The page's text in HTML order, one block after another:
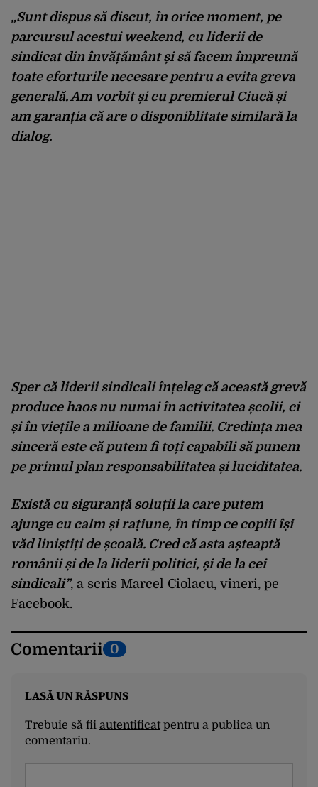
„Sunt dispus să discut, în orice moment, pe
parcursul acestui weekend, cu liderii de
sindicat din învățământ și să facem împreună
toate eforturile necesare pentru a evita greva
generală. Am vorbit și cu premierul Ciucă și
am garanția că are o disponiblitate similară la
dialog.
Sper că liderii sindicali înțeleg că această grevă
produce haos nu numai în activitatea școlii, ci
și în viețile a milioane de familii. Credința mea
sinceră este că putem fi toți capabili să punem
pe primul plan responsabilitatea și luciditatea.
Există cu siguranță soluții la care putem
ajunge cu calm și rațiune, în timp ce copiii își
văd liniștiți de școală. Cred că asta așteaptă
românii și de la liderii politici, și de la cei
sindicali”, a scris Marcel Ciolacu, vineri, pe
Facebook.
Comentarii 0
LASĂ UN RĂSPUNS
Trebuie să fii autentificatpentru a publica un
comentariu.